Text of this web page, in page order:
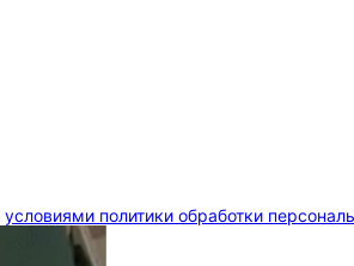
условиями политики обработки